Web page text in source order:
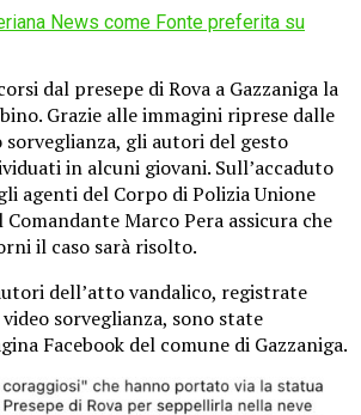
News come Fonte preferita su
dal presepe di Rova a Gazzaniga la
Grazie alle immagini riprese dalle
sorveglianza, gli autori del gesto
in alcuni giovani. Sull’accaduto
agenti del Corpo di Polizia Unione
Marco Pera assicura che
il caso sarà risolto.
dell’atto vandalico, registrate
sorveglianza, sono state
Facebook del comune di Gazzaniga.